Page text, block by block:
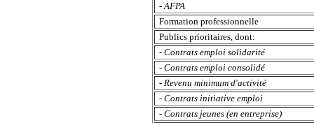
- AFPA
Formation professionnelle
Publics prioritaires, dont:
- Contrats emploi solidarité
- Contrats emploi consolidé
- Revenu minimum d'activité
- Contrats initiative emploi
- Contrats jeunes (en entreprise)